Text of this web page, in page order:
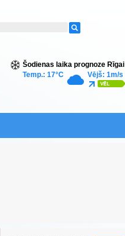
Šodienas laika prognoze Rīgai
Temp.: 17°C
Vējš: 1m/s